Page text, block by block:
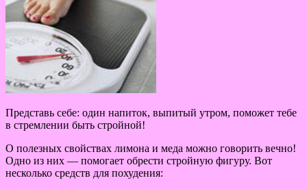
Представь себе: один напиток, выпитый утром, поможет тебе
в стремлении быть стройной!
О полезных свойствах лимона и меда можно говорить вечно!
Одно из них — помогает обрести стройную фигуру. Вот
несколько средств для похудения: